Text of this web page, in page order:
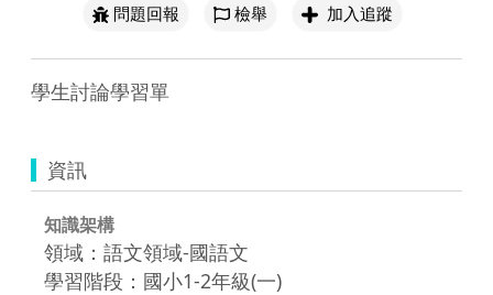
問題回報
檢舉 加入追蹤
學生討論學習單
資訊
知識架構
領域：語文領域-國語文
學習階段：國小1-2年級(一)